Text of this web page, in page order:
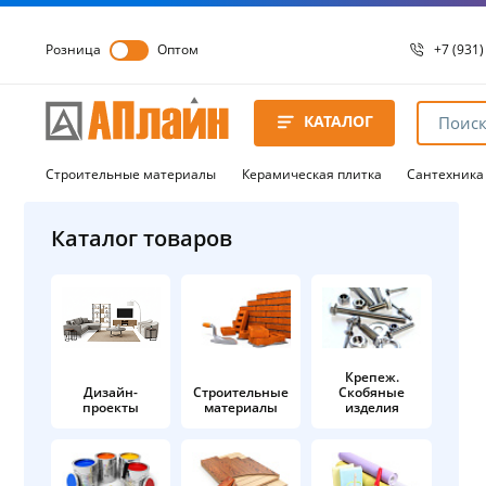
Розница Оптом +7
8 8172
8 8172
КАТАЛОГ
Строительные материалы Керамическая плитка Сантехника
Каталог товаров
Дизайн-
проекты
Строительные
материалы
Крепеж.
Скобяные
изделия